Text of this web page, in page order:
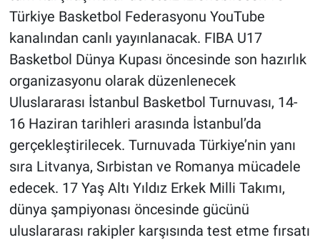
Türkiye Basketbol Federasyonu YouTube
kanalından canlı yayınlanacak. FIBA U17
Basketbol Dünya Kupası öncesinde son hazırlık
organizasyonu olarak düzenlenecek
Uluslararası İstanbul Basketbol Turnuvası, 14-
16 Haziran tarihleri arasında İstanbul’da
gerçekleştirilecek. Turnuvada Türkiye’nin yanı
sıra Litvanya, Sırbistan ve Romanya mücadele
edecek. 17 Yaş Altı Yıldız Erkek Milli Takımı,
dünya şampiyonası öncesinde gücünü
uluslararası rakipler karşısında test etme fırsatı